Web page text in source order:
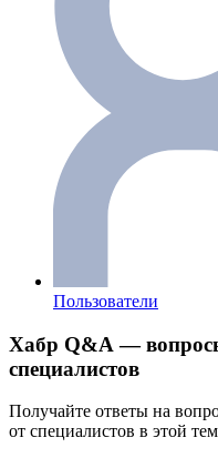
Пользователи
Хабр Q&A —
специалистов
Получайте ответы на
от специалистов в этой